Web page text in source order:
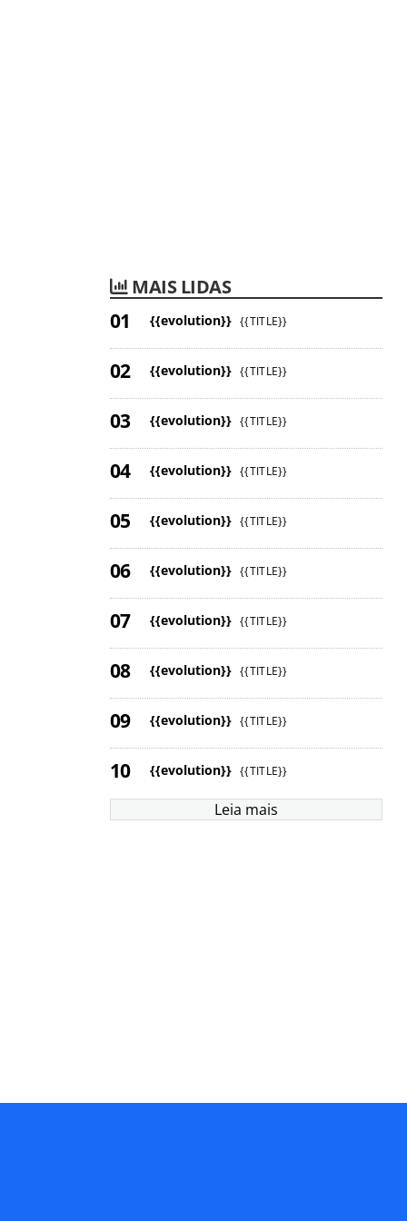
MAIS LIDAS
{{evolution}} {{TITLE}}
{{evolution}} {{TITLE}}
{{evolution}} {{TITLE}}
{{evolution}} {{TITLE}}
{{evolution}} {{TITLE}}
{{evolution}} {{TITLE}}
{{evolution}} {{TITLE}}
{{evolution}} {{TITLE}}
{{evolution}} {{TITLE}}
{{evolution}} {{TITLE}}
Leia mais